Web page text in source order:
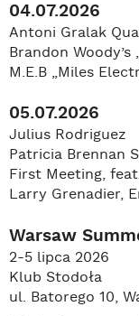
04.07.2026
Antoni Gralak
Brandon Woody’s
M.E.B „Miles
05.07.2026
Julius Rodriguez
Patricia Brennan
First Meeting,
Larry Grenadier,
Warsaw
2-5 lipca 2026
Klub Stodoła
ul. Batorego 10,